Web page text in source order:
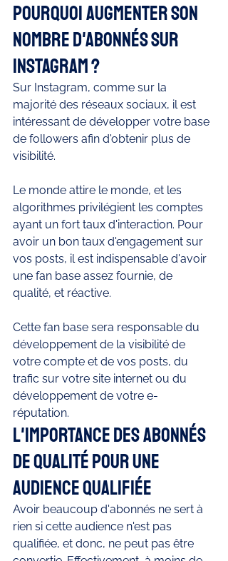
Pourquoi augmenter son
nombre d'abonnés sur
Instagram ?
Sur Instagram, comme sur la
majorité des réseaux sociaux, il est
intéressant de développer votre base
de followers afin d'obtenir plus de
visibilité.
Le monde attire le monde, et les
algorithmes privilégient les comptes
ayant un fort taux d'interaction. Pour
avoir un bon taux d'engagement sur
vos posts, il est indispensable d'avoir
une fan base assez fournie, de
qualité, et réactive.
Cette fan base sera responsable du
développement de la visibilité de
votre compte et de vos posts, du
trafic sur votre site internet ou du
développement de votre e-
réputation.
L'importance des abonnés
de qualité pour une
audience qualifiée
Avoir beaucoup d'abonnés ne sert à
rien si cette audience n'est pas
qualifiée, et donc, ne peut pas être